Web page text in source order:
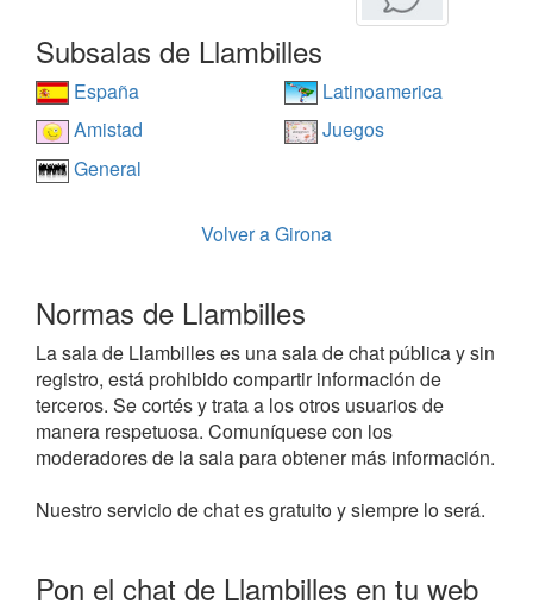
Subsalas de Llambilles
España
Latinoamerica
Amistad
Juegos
General
Volver a Girona
Normas de Llambilles
La sala de Llambilles es una sala de chat pública y sin
registro, está prohibido compartir información de
terceros. Se cortés y trata a los otros usuarios de
manera respetuosa. Comuníquese con los
moderadores de la sala para obtener más información.
Nuestro servicio de chat es gratuito y siempre lo será.
Pon el chat de Llambilles en tu web